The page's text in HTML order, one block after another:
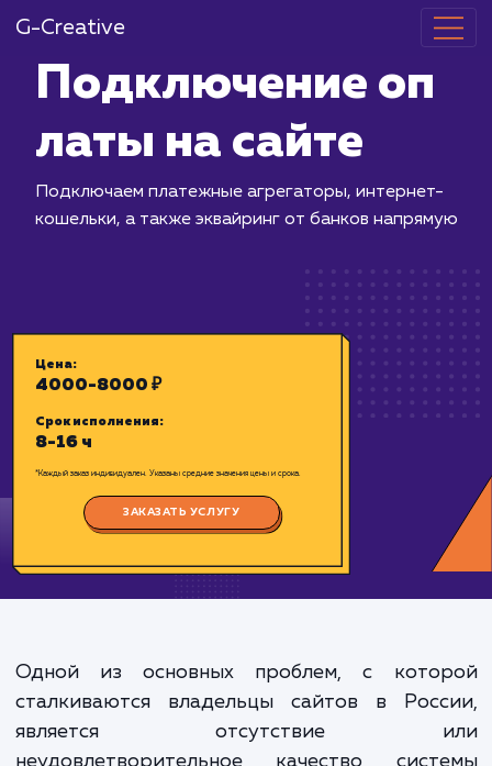
G-Creative
латы на
Цена:
4000-8000 ₽
ЗАКАЗАТЬ УСЛУГУ
Одной из основных проблем, с